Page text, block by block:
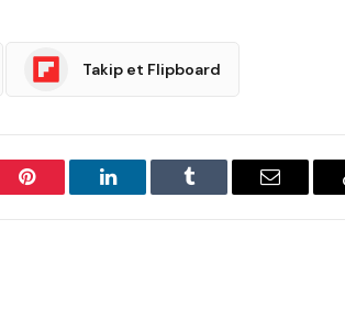
Takip et Flipboard
Pinterest LinkedIn Tumblr Email